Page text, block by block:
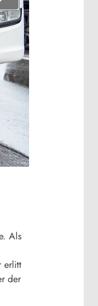
Als
erlitt
der